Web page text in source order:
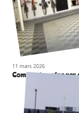
11 mars 2026
Comment aménager